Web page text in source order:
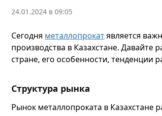
24.01.2024 в 09:05
Сегодня металлопрокатявляется
производства в Казахстане. Давайте
стране, его особенности, тенденции
Структура рынка
Рынок металлопроката в Казахстане